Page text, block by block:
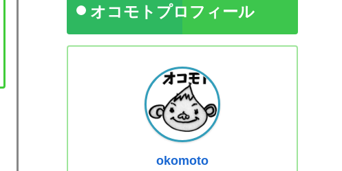
オコモトプロフィール
okomoto